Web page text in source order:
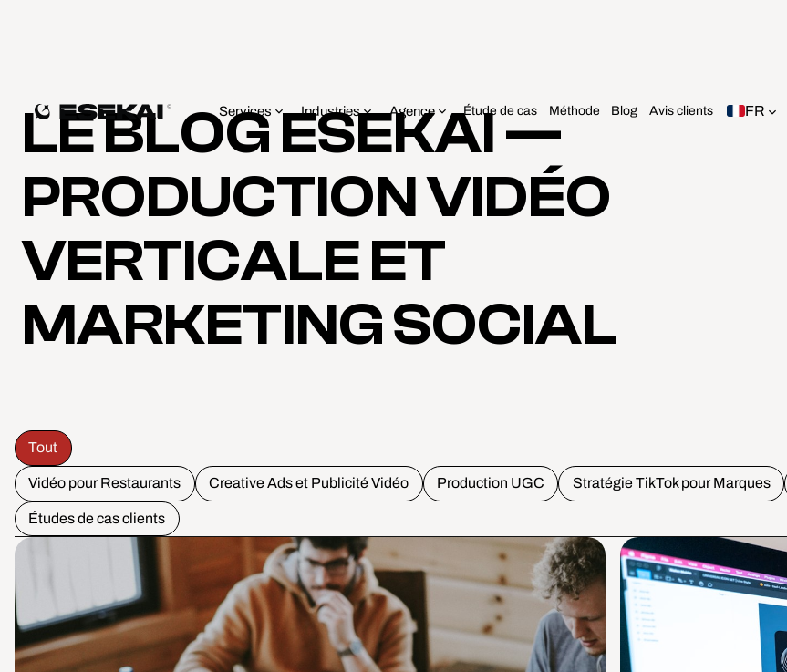
Services Industries Agence Étude de cas Méthode Blog Avis clients FR
LE BLOG ESEKAI —
PRODUCTION VIDÉO
VERTICALE ET
MARKETING SOCIAL
Tout
Vidéo pour Restaurants Creative Ads et Publicité Vidéo Production UGC Stratégie TikTok pour Marques
Études de cas clients